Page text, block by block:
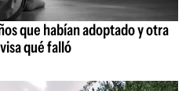
que habían adoptado y otra
qué falló